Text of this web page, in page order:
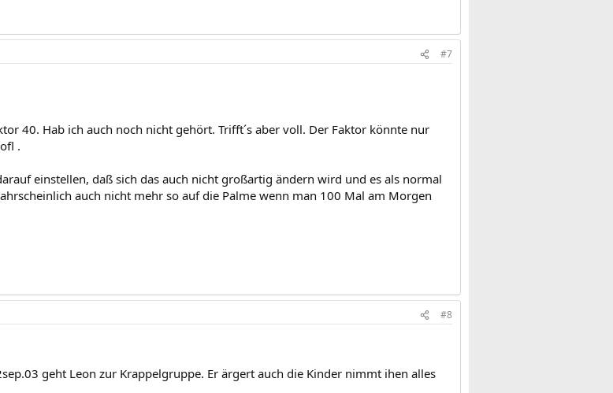
#7
40. Hab ich auch noch nicht gehört. Trifft´s aber voll. Der Faktor könnte nur
.
einstellen, daß sich das auch nicht großartig ändern wird und es als normal
auch nicht mehr so auf die Palme wenn man 100 Mal am Morgen
#8
geht Leon zur Krappelgruppe. Er ärgert auch die Kinder nimmt ihen alles